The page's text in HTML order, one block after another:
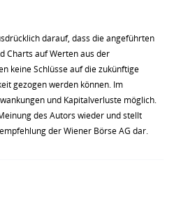
darauf, dass die angeführten
Charts auf Werten aus der
keine Schlüsse auf die zukünftige
gezogen werden können. Im
und Kapitalverluste möglich.
des Autors wieder und stellt
der Wiener Börse AG dar.